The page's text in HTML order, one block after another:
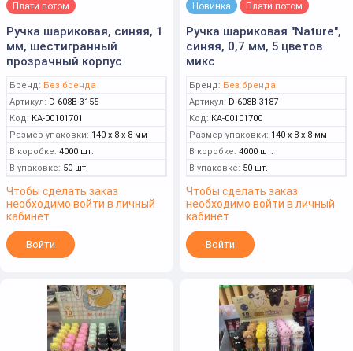
Плати потом
Ручка шариковая, синяя, 1
мм, шестигранный
прозрачный корпус
Бренд: Без бренда
Артикул: D-608B-3155
Код: КА-00101701
Размер упаковки: 140 x 8 x 8 мм
В коробке: 4000 шт.
В упаковке: 50 шт.
Чтобы сделать заказ
необходимо войти в личный
кабинет
Войти
Новинка Плати потом
Ручка шариковая "Nature",
синяя, 0,7 мм, 5 цветов
микс
Бренд: Без бренда
Артикул: D-608B-3187
Код: КА-00101700
Размер упаковки: 140 x 8 x 8 мм
В коробке: 4000 шт.
В упаковке: 50 шт.
Чтобы сделать заказ
необходимо войти в личный
кабинет
Войти